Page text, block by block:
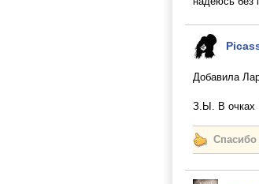
Добавила
З.Ы. В очках
Спасибо